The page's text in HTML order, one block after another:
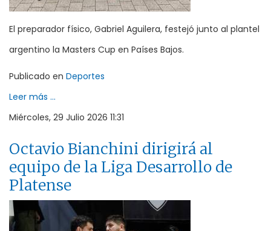
El preparador físico, Gabriel Aguilera, festejó junto al plantel
argentino la Masters Cup en Países Bajos.
Publicado en Deportes
Leer más ...
Miércoles, 29 Julio 2026 11:31
Octavio Bianchini dirigirá al
equipo de la Liga Desarrollo de
Platense